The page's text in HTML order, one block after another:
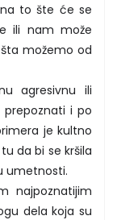
to šte će se
ili nam može
možemo od
agresivnu ili
i po
je kultno
da bi se kršila
umetnosti.
najpoznatijim
dela koja su